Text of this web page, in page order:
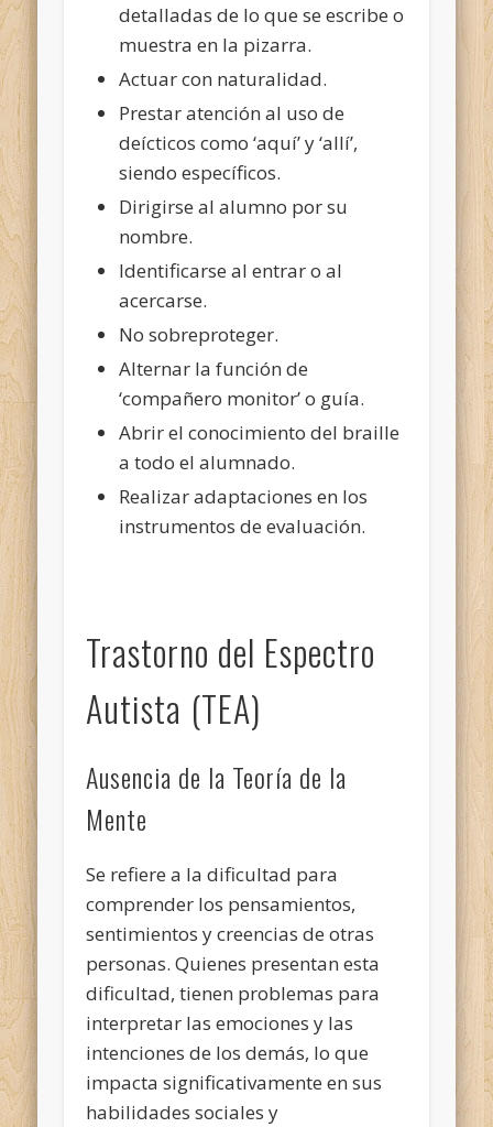
detalladas de lo que se escribe o
muestra en la pizarra.
Actuar con naturalidad.
Prestar atención al uso de
deícticos como ‘aquí’ y ‘allí’,
siendo específicos.
Dirigirse al alumno por su
nombre.
Identificarse al entrar o al
acercarse.
No sobreproteger.
Alternar la función de
‘compañero monitor’ o guía.
Abrir el conocimiento del braille
a todo el alumnado.
Realizar adaptaciones en los
instrumentos de evaluación.
Trastorno del Espectro
Autista (TEA)
Ausencia de la Teoría de la
Mente
Se refiere a la dificultad para
comprender los pensamientos,
sentimientos y creencias de otras
personas. Quienes presentan esta
dificultad, tienen problemas para
interpretar las emociones y las
intenciones de los demás, lo que
impacta significativamente en sus
habilidades sociales y